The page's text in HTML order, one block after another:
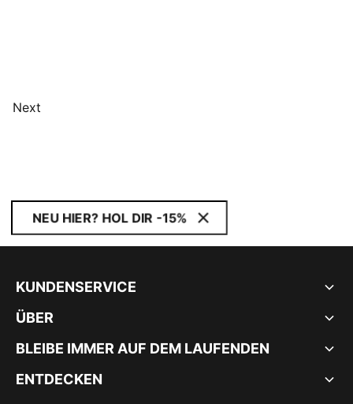
Next
NEU HIER? HOL DIR -15%
KUNDENSERVICE
ÜBER
BLEIBE IMMER AUF DEM LAUFENDEN
ENTDECKEN